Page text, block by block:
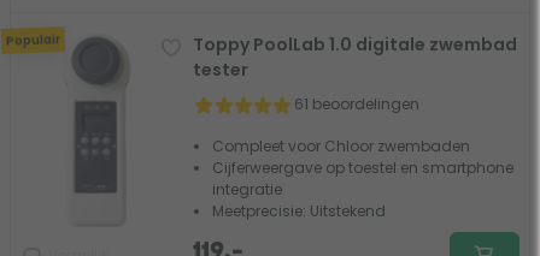
Populair
Toppy PoolLab 1.0 digitale zwembad
tester
61 beoordelingen
Compleet voor Chloor zwembaden
Cijferweergave op toestel en smartphone
integratie
Meetprecisie: Uitstekend